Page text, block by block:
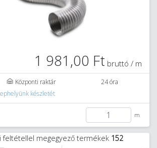
1 981,00 Ft bruttó / m
Központi raktár
24 óra
készletét
m
feltétellel megegyező termékek 152